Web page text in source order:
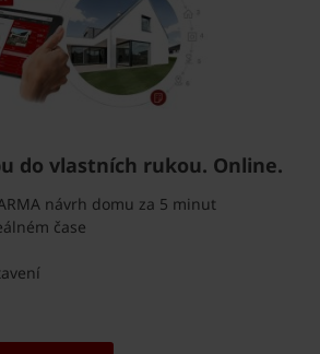
do vlastních rukou. Online.
návrh domu za 5 minut
čase